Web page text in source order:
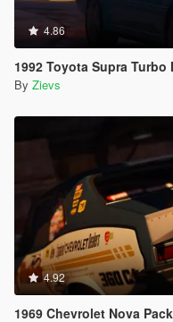
4.86
1992 Toyota Supra
By Zievs
4.92
1969 Chevrolet Nova